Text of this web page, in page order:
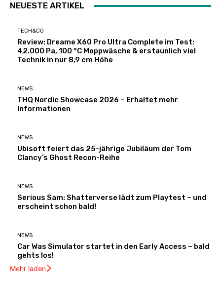
NEUESTE ARTIKEL
TECH&CO
Review: Dreame X60 Pro Ultra Complete im Test:
42.000 Pa, 100 °C Moppwäsche & erstaunlich viel
Technik in nur 8,9 cm Höhe
NEWS
THQ Nordic Showcase 2026 – Erhaltet mehr
Informationen
NEWS
Ubisoft feiert das 25-jährige Jubiläum der Tom
Clancy’s Ghost Recon-Reihe
NEWS
Serious Sam: Shatterverse lädt zum Playtest – und
erscheint schon bald!
NEWS
Car Was Simulator startet in den Early Access – bald
gehts los!
Mehr laden